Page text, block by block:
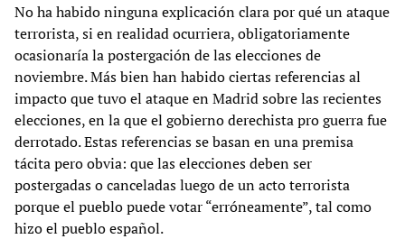
No ha habido ninguna explicación clara por qué un ataque
terrorista, si en realidad ocurriera, obligatoriamente
ocasionaría la postergación de las elecciones de
noviembre. Más bien han habido ciertas referencias al
impacto que tuvo el ataque en Madrid sobre las recientes
elecciones, en la que el gobierno derechista pro guerra fue
derrotado. Estas referencias se basan en una premisa
tácita pero obvia: que las elecciones deben ser
postergadas o canceladas luego de un acto terrorista
porque el pueblo puede votar “erróneamente”, tal como
hizo el pueblo español.